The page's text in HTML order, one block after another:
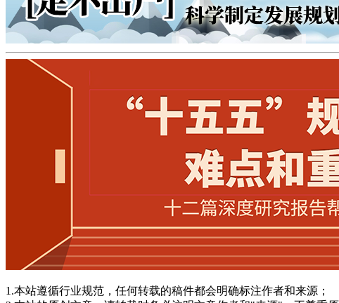
1.本站遵循行业规范，任何转载的稿件都会明确标注作者和来源；